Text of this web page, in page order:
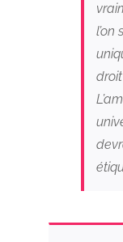
l’on
droit